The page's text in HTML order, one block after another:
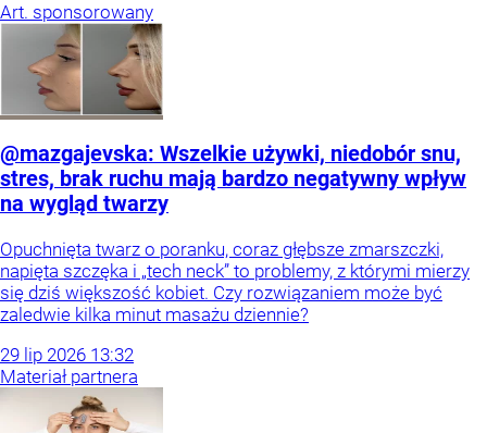
Art. sponsorowany
@mazgajevska: Wszelkie używki, niedobór snu,
stres, brak ruchu mają bardzo negatywny wpływ
na wygląd twarzy
Opuchnięta twarz o poranku, coraz głębsze zmarszczki,
napięta szczęka i „tech neck” to problemy, z którymi mierzy
się dziś większość kobiet. Czy rozwiązaniem może być
zaledwie kilka minut masażu dziennie?
29 lip 2026 13:32
Materiał partnera